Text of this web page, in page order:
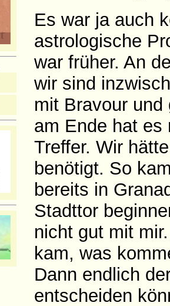
Es war ja auch
astrologische
war früher. An
wir sind
mit Bravour
am Ende hat es
Treffer. Wir
benötigt. So
bereits in
Stadttor
nicht gut mit
kam, was
Dann endlich
entscheiden